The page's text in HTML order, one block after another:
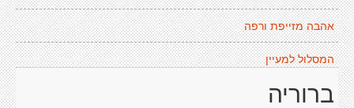
אהבה מזייפת ורפה
המסלול למעיין
ברוריה